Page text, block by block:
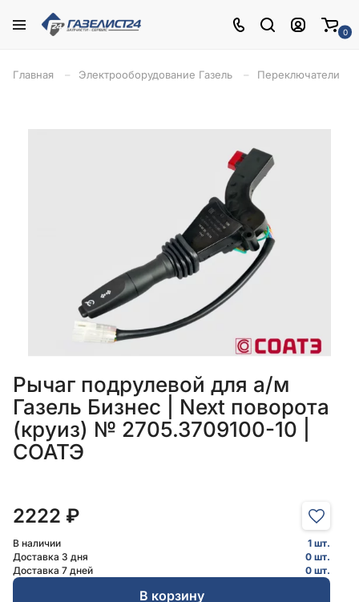
0
Главная Электрооборудование Газель Переключатели
Рычаг подрулевой для а/м
Газель Бизнес | Next поворота
(круиз) № 2705.3709100-10 |
СОАТЭ
2222 ₽
В наличии
1 шт.
Доставка 3 дня
0 шт.
Доставка 7 дней
0 шт.
В корзину